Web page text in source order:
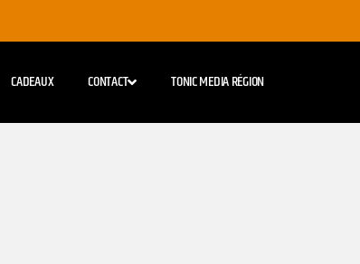
CADEAUX CONTACT TONIC MEDIA RÉGION